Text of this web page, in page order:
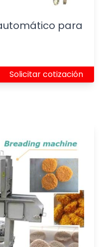
para
Solicitar cotización